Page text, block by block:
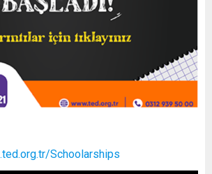
Schoolarships